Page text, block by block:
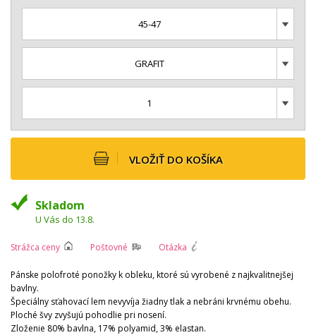
45-47
GRAFIT
1
VLOŽIŤ DO KOŠÍKA
Skladom
U Vás do 13.8.
Strážca ceny Poštovné Otázka
Pánske polofroté ponožky k obleku, ktoré sú vyrobené z najkvalitnejšej
bavlny.
Špeciálny sťahovací lem nevyvíja žiadny tlak a nebráni krvnému obehu.
Ploché švy zvyšujú pohodlie pri nosení.
Zloženie 80% bavlna, 17% polyamid, 3% elastan.